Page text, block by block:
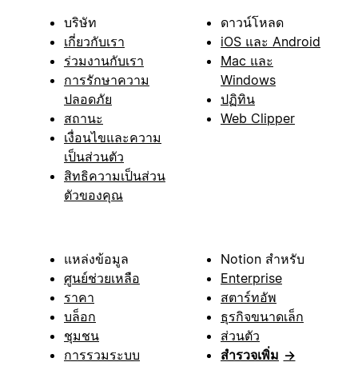
บริษัท
เกี่ยวกับเรา
ร่วมงานกับเรา
การรักษาความ
ปลอดภัย
สถานะ
เงื่อนไขและความ
เป็นส่วนตัว
สิทธิความเป็นส่วน
ตัวของคุณ
ดาวน์โหลด
iOS และ Android
Mac และ
Windows
ปฏิทิน
Web Clipper
แหล่งข้อมูล
ศูนย์ช่วยเหลือ
ราคา
บล็อก
ชุมชน
การรวมระบบ
Notion สำหรับ
Enterprise
สตาร์ทอัพ
ธุรกิจขนาดเล็ก
ส่วนตัว
สำรวจเพิ่ม →